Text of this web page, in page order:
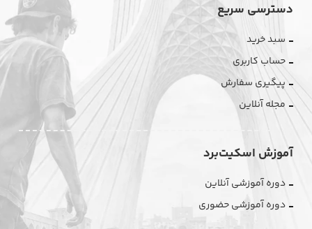
دسترسی سریع
سبد خرید
حساب کاربری
پیگیری سفارش
مجله آنلاین
آموزش اسکیت‌برد
دوره آموزشی آنلاین
دوره آموزشی حضوری